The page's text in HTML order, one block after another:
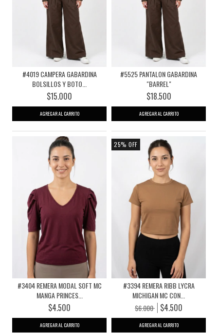
#4019 CAMPERA GABARDINA
BOLSILLOS Y BOTO...
$15.000
AGREGAR AL CARRITO
#5525 PANTALON GABARDINA
"BARREL"
$18.500
AGREGAR AL CARRITO
#3404 REMERA MODAL SOFT MC
MANGA PRINCES...
$4.500
AGREGAR AL CARRITO
25% OFF
#3394 REMERA RIBB LYCRA
MICHIGAN MC CON...
$6.000 $4.500
AGREGAR AL CARRITO